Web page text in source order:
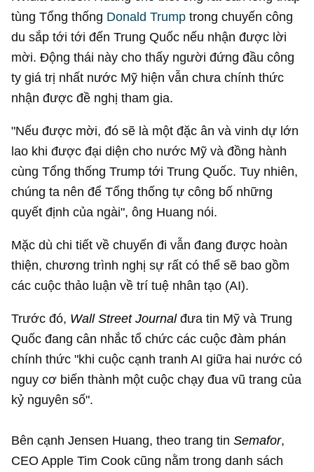
tùng Tổng thống Donald Trump trong chuyến công
du sắp tới tới đến Trung Quốc nếu nhận được lời
mời. Động thái này cho thấy người đứng đầu công
ty giá trị nhất nước Mỹ hiện vẫn chưa chính thức
nhận được đề nghị tham gia.
"Nếu được mời, đó sẽ là một đặc ân và vinh dự lớn
lao khi được đại diện cho nước Mỹ và đồng hành
cùng Tổng thống Trump tới Trung Quốc. Tuy nhiên,
chúng ta nên để Tổng thống tự công bố những
quyết định của ngài", ông Huang nói.
Mặc dù chi tiết về chuyến đi vẫn đang được hoàn
thiện, chương trình nghị sự rất có thể sẽ bao gồm
các cuộc thảo luận về trí tuệ nhân tạo (AI).
Trước đó, Wall Street Journalđưa tin Mỹ và Trung
Quốc đang cân nhắc tổ chức các cuộc đàm phán
chính thức "khi cuộc cạnh tranh AI giữa hai nước có
nguy cơ biến thành một cuộc chạy đua vũ trang của
kỷ nguyên số".
Bên cạnh Jensen Huang, theo trang tinSemafor,
CEO Apple Tim Cook cũng nằm trong danh sách